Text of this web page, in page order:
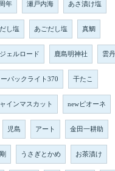
年 瀬戸内海 あさ漬け塩
し塩 あごだし塩 真鯛
ェルロード 鹿島明神社 雲
パックライト370 干たこ
インマスカット newピオーネ
児島 アート 金田一耕助
うさぎとかめ お茶漬け